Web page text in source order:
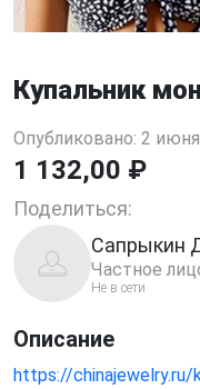
Купальник
Опубликовано: 2
1 132,00 ₽
Поделиться:
Сапрыкин
Частное
Не в сети
Описание
https://chinajewelry.ru/